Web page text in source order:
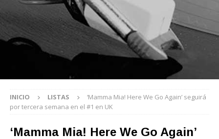
INICIO LISTAS
‘Mamma Mia! Here We Go Again’ seguirá
por tercera semana en el #1 en UK
‘Mamma Mia! Here We Go Again’